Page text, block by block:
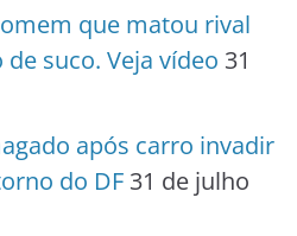
que matou rival
suco. Veja vídeo 31
após carro invadir
do DF 31 de julho